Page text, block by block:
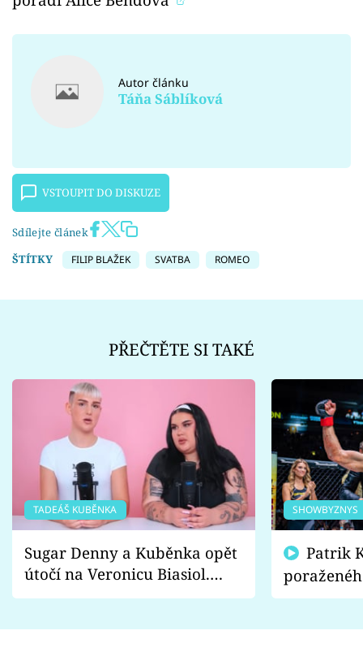
Autor článku
Táňa Sáblíková
VSTOUPIT DO DISKUZE
Sdílejte článek
ŠTÍTKY
FILIP BLAŽEK SVATBA ROMEO
PŘEČTĚTE SI TAKÉ
TADEÁŠ KUBĚNKA
Sugar Denny a Kuběnka opět
útočí na Veronicu Biasiol.
Proč je podle nich falešná a
SHOWBYZNYS
fanoušci